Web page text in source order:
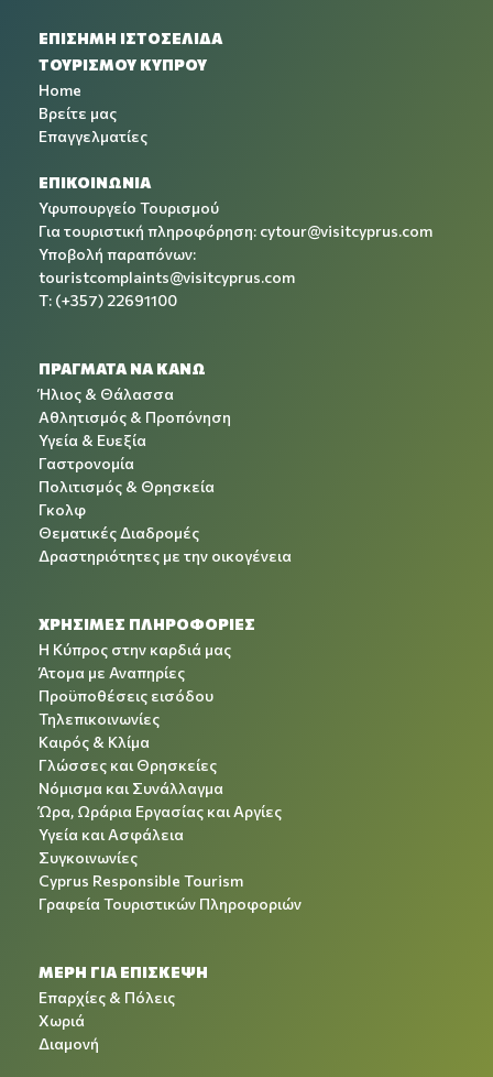
ΕΠΙΣΗΜΗ ΙΣΤΟΣΕΛΙΔΑ
ΤΟΥΡΙΣΜΟΥ ΚΥΠΡΟΥ
Home
Βρείτε μας
Επαγγελματίες
ΕΠΙΚΟΙΝΩΝΙΑ
Υφυπουργείο Τουρισμού
Για τουριστική πληροφόρηση: cytour@visitcyprus.com
Υποβολή παραπόνων:
touristcomplaints@visitcyprus.com
T: (+357) 22691100
ΠΡΑΓΜΑΤΑ ΝΑ ΚΑΝΩ
Ήλιος & Θάλασσα
Αθλητισμός & Προπόνηση
Υγεία & Ευεξία
Γαστρονομία
Πολιτισμός & Θρησκεία
Γκολφ
Θεματικές Διαδρομές
Δραστηριότητες με την οικογένεια
ΧΡΉΣΙΜΕΣ ΠΛΗΡΟΦΟΡΊΕΣ
Η Κύπρος στην καρδιά μας
Άτομα με Αναπηρίες
Προϋποθέσεις εισόδου
Τηλεπικοινωνίες
Καιρός & Κλίμα
Γλώσσες και Θρησκείες
Νόμισμα και Συνάλλαγμα
Ώρα, Ωράρια Εργασίας και Αργίες
Υγεία και Ασφάλεια
Συγκοινωνίες
Cyprus Responsible Tourism
Γραφεία Τουριστικών Πληροφοριών
ΜΕΡΗ ΓΙΑ ΕΠΙΣΚΕΨΗ
Επαρχίες & Πόλεις
Χωριά
Διαμονή